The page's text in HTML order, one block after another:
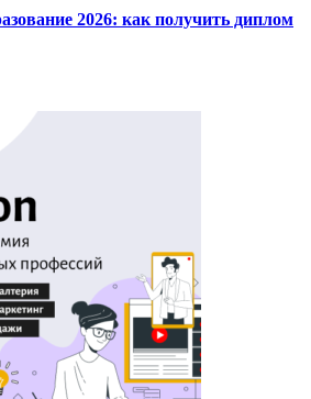
2026: как получить диплом